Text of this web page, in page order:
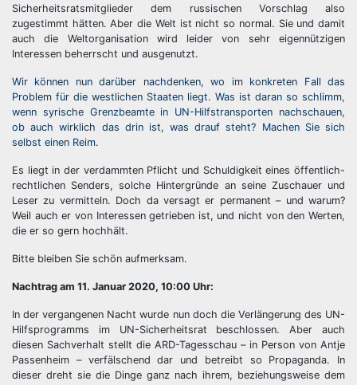
Sicherheitsratsmitglieder dem russischen Vorschlag also
zugestimmt hätten. Aber die Welt ist nicht so normal. Sie und damit
auch die Weltorganisation wird leider von sehr eigennützigen
Interessen beherrscht und ausgenutzt.
Wir können nun darüber nachdenken, wo im konkreten Fall das
Problem für die westlichen Staaten liegt. Was ist daran so schlimm,
wenn syrische Grenzbeamte in UN-Hilfstransporten nachschauen,
ob auch wirklich das drin ist, was drauf steht? Machen Sie sich
selbst einen Reim.
Es liegt in der verdammten Pflicht und Schuldigkeit eines öffentlich-
rechtlichen Senders, solche Hintergründe an seine Zuschauer und
Leser zu vermitteln. Doch da versagt er permanent – und warum?
Weil auch er von Interessen getrieben ist, und nicht von den Werten,
die er so gern hochhält.
Bitte bleiben Sie schön aufmerksam.
Nachtrag am 11. Januar 2020, 10:00 Uhr:
In der vergangenen Nacht wurde nun doch die Verlängerung des UN-
Hilfsprogramms im UN-Sicherheitsrat beschlossen. Aber auch
diesen Sachverhalt stellt die ARD-Tagesschau – in Person von Antje
Passenheim – verfälschend dar und betreibt so Propaganda. In
dieser dreht sie die Dinge ganz nach ihrem, beziehungsweise dem